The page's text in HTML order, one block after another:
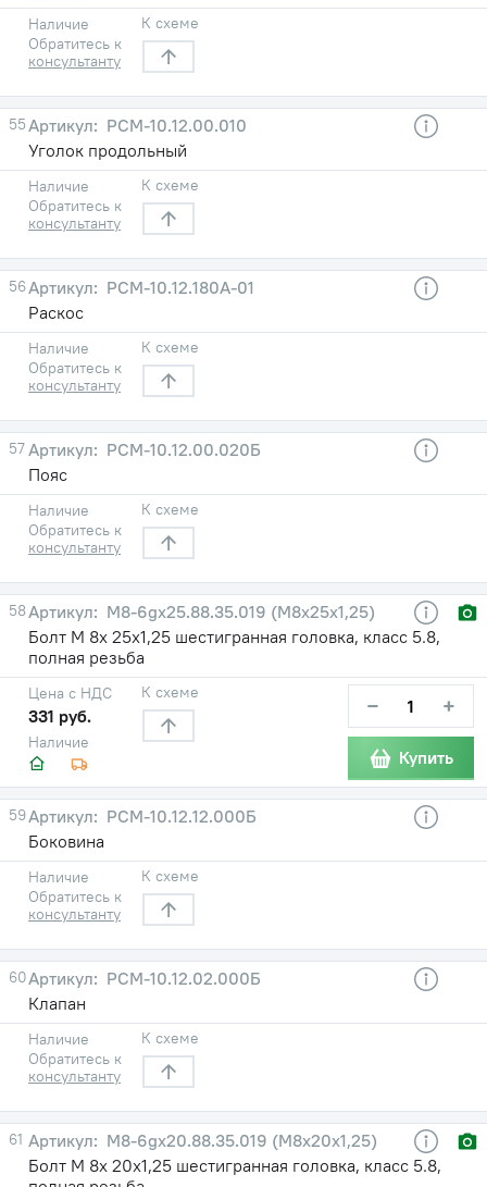
Наличие
Обратитесь к
консультанту
К схеме
55
РСМ-10.12.00.010
Уголок продольный
Наличие
Обратитесь к
консультанту
К схеме
56
РСМ-10.12.180А-01
Раскос
Наличие
Обратитесь к
консультанту
К схеме
57
РСМ-10.12.00.020Б
Пояс
Наличие
Обратитесь к
консультанту
К схеме
58
М8-6gх25.88.35.019 (М8х25х1,25)
Болт М 8х 25х1,25 шестигранная головка, класс 5.8,
полная резьба
Наличие
Цена с НДС
331 руб.
К схеме − +
Купить
59
РСМ-10.12.12.000Б
Боковина
Наличие
Обратитесь к
консультанту
К схеме
60
РСМ-10.12.02.000Б
Клапан
Наличие
Обратитесь к
консультанту
К схеме
61
М8-6gх20.88.35.019 (М8х20х1,25)
Болт М 8х 20х1,25 шестигранная головка, класс 5.8,